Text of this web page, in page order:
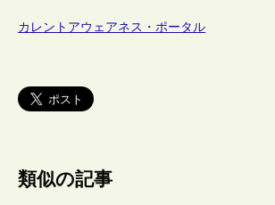
カレントアウェアネス・ポータル
類似の記事